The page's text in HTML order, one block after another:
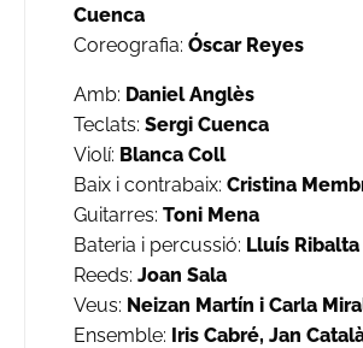
Cuenca
Coreografia: Óscar Reyes
Amb: Daniel Anglès
Teclats: Sergi Cuenca
Violí: Blanca Coll
Baix i contrabaix: Cristina
Guitarres: Toni Mena
Bateria i percussió: Lluís Ribalta
Reeds: Joan Sala
Veus: Neizan Martín i Carla
Ensemble: Iris Cabré, Jan